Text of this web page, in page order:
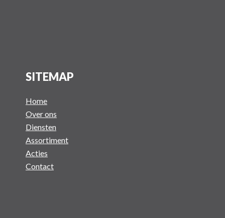
SITEMAP
Home
Over ons
Diensten
Assortiment
Acties
Contact